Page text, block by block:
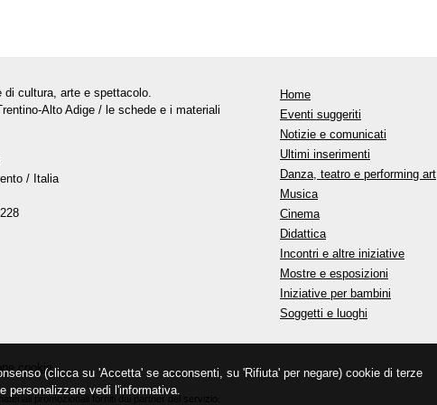
di cultura, arte e spettacolo.
Alto Adige / le schede e i materiali
/ Italia
cookie
promozionali forniti dai partner del servizio.
Home
Eventi suggeriti
Notizie e comunicati
Ultimi inserimenti
Danza, teatro e performing art
Musica
Cinema
Didattica
Incontri e altre iniziative
Mostre e esposizioni
Iniziative per bambini
Soggetti e luoghi
(clicca su 'Accetta' se acconsenti, su 'Rifiuta' per negare) cookie di terze
personalizzare vedi l'informativa.